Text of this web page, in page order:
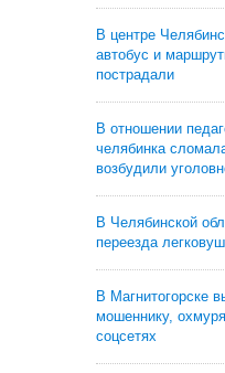
В центре
автобус и
пострадали
В отношении
челябинка
возбудили
В Челябинской
переезда
В Магнитогорске
мошеннику,
соцсетях